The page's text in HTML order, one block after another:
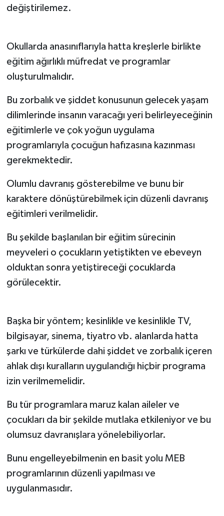
değiştirilemez.
Okullarda anasınıflarıyla hatta kreşlerle birlikte
eğitim ağırlıklı müfredat ve programlar
oluşturulmalıdır.
Bu zorbalık ve şiddet konusunun gelecek yaşam
dilimlerinde insanın varacağı yeri belirleyeceğinin
eğitimlerle ve çok yoğun uygulama
programlarıyla çocuğun hafızasına kazınması
gerekmektedir.
Olumlu davranış gösterebilme ve bunu bir
karaktere dönüştürebilmek için düzenli davranış
eğitimleri verilmelidir.
Bu şekilde başlanılan bir eğitim sürecinin
meyveleri o çocukların yetiştikten ve ebeveyn
olduktan sonra yetiştireceği çocuklarda
görülecektir.
Başka bir yöntem; kesinlikle ve kesinlikle TV,
bilgisayar, sinema, tiyatro vb. alanlarda hatta
şarkı ve türkülerde dahi şiddet ve zorbalık içeren
ahlak dışı kuralların uygulandığı hiçbir programa
izin verilmemelidir.
Bu tür programlara maruz kalan aileler ve
çocukları da bir şekilde mutlaka etkileniyor ve bu
olumsuz davranışlara yönelebiliyorlar.
Bunu engelleyebilmenin en basit yolu MEB
programlarının düzenli yapılması ve
uygulanmasıdır.